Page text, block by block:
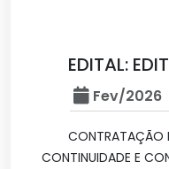
EDITAL:
Fev/2026
CONTRATAÇÃO
CONTINUIDADE E